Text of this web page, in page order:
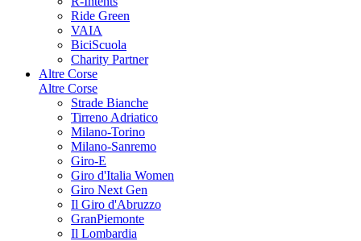
Ride Green
VAIA
BiciScuola
Charity Partner
Altre Corse
Altre Corse
Strade Bianche
Tirreno Adriatico
Milano-Torino
Milano-Sanremo
Giro-E
Giro d'Italia Women
Giro Next Gen
Il Giro d'Abruzzo
GranPiemonte
Il Lombardia